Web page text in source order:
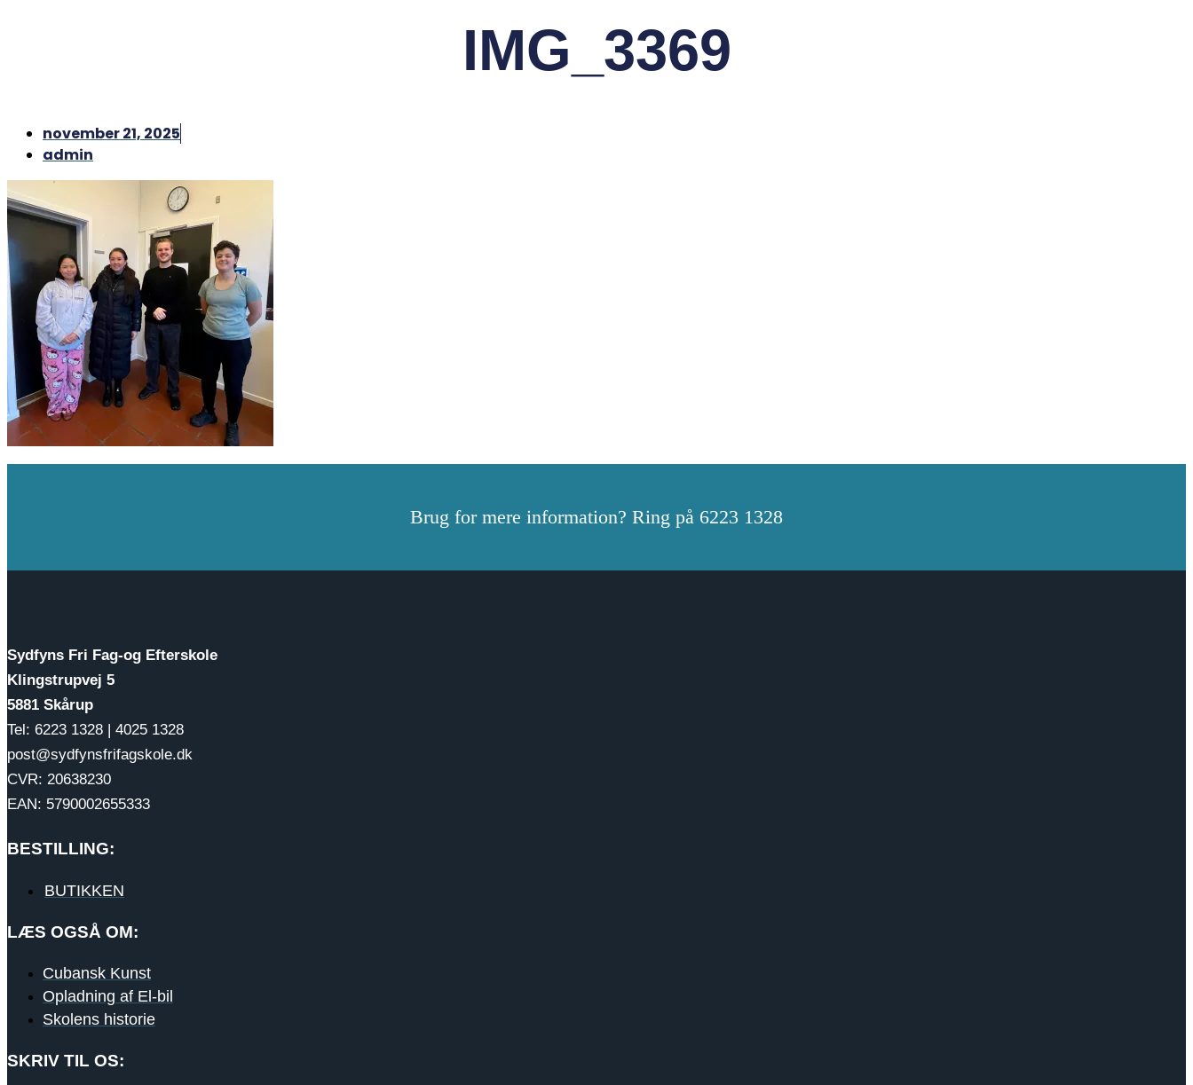
IMG_3369
november 21, 2025
admin
Brug for mere information? Ring på 6223 1328
Sydfyns Fri Fag-og Efterskole
Klingstrupvej 5
5881 Skårup
Tel: 6223 1328 | 4025 1328
post@sydfynsfrifagskole.dk
CVR: 20638230
EAN: 5790002655333
BESTILLING:
BUTIKKEN
LÆS OGSÅ OM:
Cubansk Kunst
Opladning af El-bil
Skolens historie
SKRIV TIL OS: